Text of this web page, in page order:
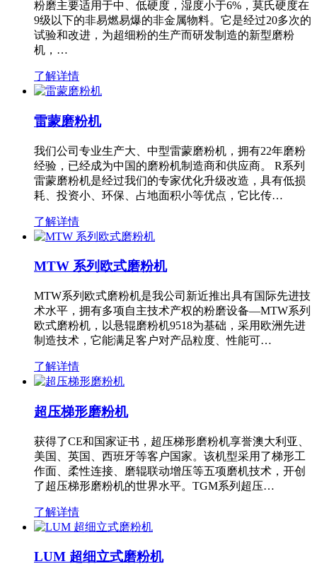
粉磨主要适用于中、低硬度，湿度小于6%，莫氏硬度在
9级以下的非易燃易爆的非金属物料。它是经过20多次的
试验和改进，为超细粉的生产而研发制造的新型磨粉
机，…
了解详情
雷蒙磨粉机
我们公司专业生产大、中型雷蒙磨粉机，拥有22年磨粉
经验，已经成为中国的磨粉机制造商和供应商。 R系列
雷蒙磨粉机是经过我们的专家优化升级改造，具有低损
耗、投资小、环保、占地面积小等优点，它比传…
了解详情
MTW 系列欧式磨粉机
MTW系列欧式磨粉机是我公司新近推出具有国际先进技
术水平，拥有多项自主技术产权的粉磨设备—MTW系列
欧式磨粉机，以悬辊磨粉机9518为基础，采用欧洲先进
制造技术，它能满足客户对产品粒度、性能可…
了解详情
超压梯形磨粉机
获得了CE和国家证书，超压梯形磨粉机享誉澳大利亚、
美国、英国、西班牙等客户国家。该机型采用了梯形工
作面、柔性连接、磨辊联动增压等五项磨机技术，开创
了超压梯形磨粉机的世界水平。TGM系列超压…
了解详情
LUM 超细立式磨粉机